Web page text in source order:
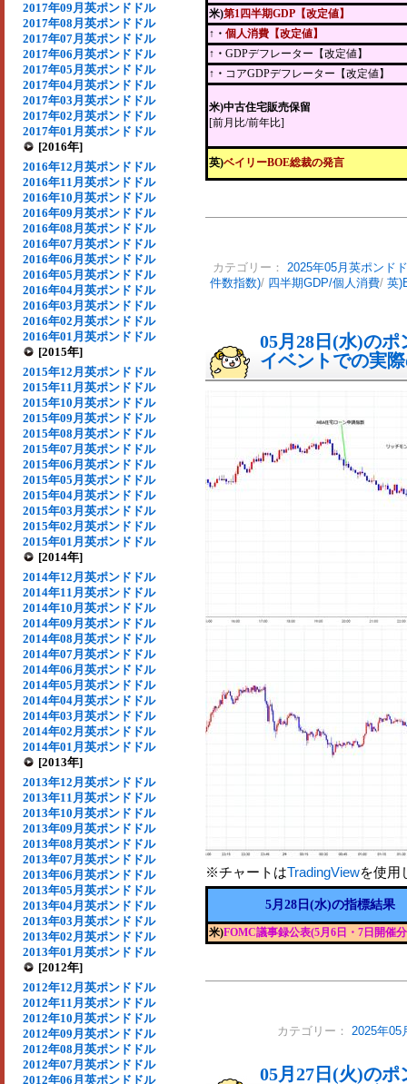
2017年09月英ポンドドル
2017年08月英ポンドドル
2017年07月英ポンドドル
2017年06月英ポンドドル
2017年05月英ポンドドル
2017年04月英ポンドドル
2017年03月英ポンドドル
2017年02月英ポンドドル
2017年01月英ポンドドル
[2016年]
2016年12月英ポンドドル
2016年11月英ポンドドル
2016年10月英ポンドドル
2016年09月英ポンドドル
2016年08月英ポンドドル
2016年07月英ポンドドル
2016年06月英ポンドドル
2016年05月英ポンドドル
2016年04月英ポンドドル
2016年03月英ポンドドル
2016年02月英ポンドドル
2016年01月英ポンドドル
[2015年]
2015年12月英ポンドドル
2015年11月英ポンドドル
2015年10月英ポンドドル
2015年09月英ポンドドル
2015年08月英ポンドドル
2015年07月英ポンドドル
2015年06月英ポンドドル
2015年05月英ポンドドル
2015年04月英ポンドドル
2015年03月英ポンドドル
2015年02月英ポンドドル
2015年01月英ポンドドル
[2014年]
2014年12月英ポンドドル
2014年11月英ポンドドル
2014年10月英ポンドドル
2014年09月英ポンドドル
2014年08月英ポンドドル
2014年07月英ポンドドル
2014年06月英ポンドドル
2014年05月英ポンドドル
2014年04月英ポンドドル
2014年03月英ポンドドル
2014年02月英ポンドドル
2014年01月英ポンドドル
[2013年]
2013年12月英ポンドドル
2013年11月英ポンドドル
2013年10月英ポンドドル
2013年09月英ポンドドル
2013年08月英ポンドドル
2013年07月英ポンドドル
2013年06月英ポンドドル
2013年05月英ポンドドル
2013年04月英ポンドドル
2013年03月英ポンドドル
2013年02月英ポンドドル
2013年01月英ポンドドル
[2012年]
2012年12月英ポンドドル
2012年11月英ポンドドル
2012年10月英ポンドドル
2012年09月英ポンドドル
2012年08月英ポンドドル
2012年07月英ポンドドル
2012年06月英ポンドドル
米)第1四半期GDP【改定値】
↑・ 個人消費【改定値】
↑・ GDPデフレーター【改定値】
↑・ コアGDPデフレーター【改定値】
米)中古住宅販売保留
[前月比/前年比]
英)ベイリーBOE総裁の発言
カテゴリー： 2025年05月英ポンド
件数指数)/ 四半期GDP/個人消費/ 英
05月28日(水)の
イベントでの実
※チャートはTradingViewを使用
5月28日(水)の指標結果
米)FOMC議事録公表(5月6日・7日開催
カテゴリー： 2025年05
05月27日(火)の